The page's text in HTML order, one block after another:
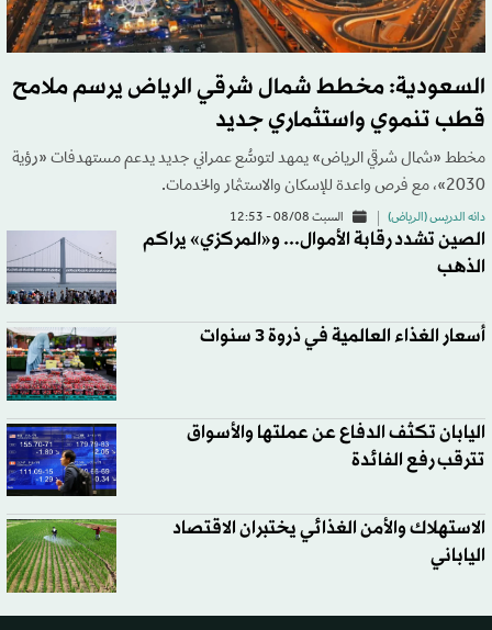
السعودية: مخطط شمال شرقي الرياض يرسم ملامح
قطب تنموي واستثماري جديد
مخطط «شمال شرقي الرياض» يمهد لتوسُّع عمراني جديد يدعم مستهدفات «رؤية
2030»، مع فرص واعدة للإسكان والاستثمار والخدمات.
دانه الدريس (الرياض) السبت 08/08 - 12:53
الصين تشدد رقابة الأموال... و«المركزي» يراكم
الذهب
أسعار الغذاء العالمية في ذروة 3 سنوات
اليابان تكثف الدفاع عن عملتها والأسواق
تترقب رفع الفائدة
الاستهلاك والأمن الغذائي يختبران الاقتصاد
الياباني